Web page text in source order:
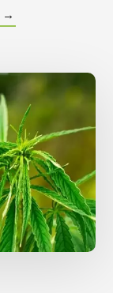
INFOCOME
RICONOSCERE
→